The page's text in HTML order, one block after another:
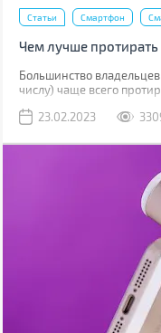
Статьи Смартфон
Чем лучше протирать
Большинство
числу) чаще всего
приведет, но если вы
появления –
23.02.2023